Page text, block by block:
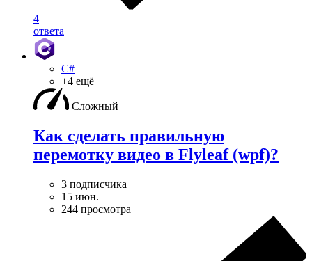
4
ответа
C#
+4 ещё
Сложный
Как сделать правильную
перемотку видео в Flyleaf (wpf)?
3 подписчика
15 июн.
244 просмотра